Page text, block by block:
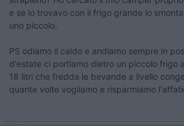
e se lo trovavo con il frigo grande lo
uno piccolo.
PS odiamo il caldo e andiamo sempre in
d'estate ci portiamo dietro un piccolo frigo
18 litri che fredda le bevande a livello
quante volte vogliamo e risparmiamo